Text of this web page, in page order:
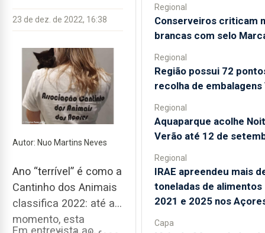
23 de dez. de 2022, 16:38
Autor: Nuo Martins Neves
Ano “terrível” é como a
Cantinho dos Animais
classifica 2022: até ao
momento, esta
Em entrevista ao
Regional
Conserveiros criticam
brancas com selo
Regional
Região possui 72
recolha de embalagens
Regional
Aquaparque acolhe
Verão até 12 de
Regional
IRAE apreendeu mais
toneladas de
2021 e 2025 nos
Capa